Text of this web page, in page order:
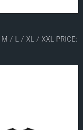
/ L / XL / XXL PRICE: